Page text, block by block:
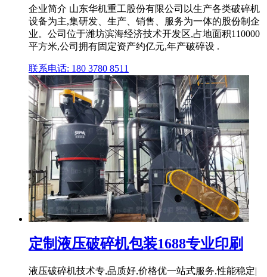
企业简介 山东华机重工股份有限公司以生产各类破碎机
设备为主,集研发、生产、销售、服务为一体的股份制企
业。公司位于潍坊滨海经济技术开发区,占地面积110000
平方米,公司拥有固定资产约亿元,年产破碎设 .
联系电话: 180 3780 8511
定制液压破碎机包装1688专业印刷
液压破碎机技术专,品质好,价格优一站式服务,性能稳定|